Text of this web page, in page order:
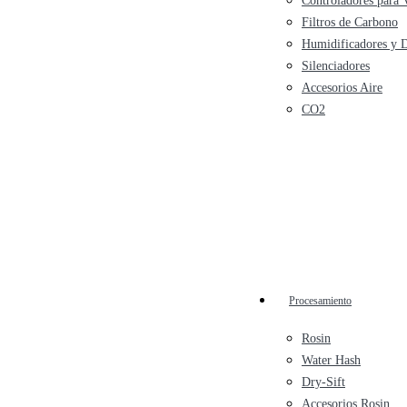
Filtros de Carbono
Humidificadores y
Silenciadores
Accesorios Aire
CO2
Procesamiento
Rosin
Water Hash
Dry-Sift
Accesorios Rosin